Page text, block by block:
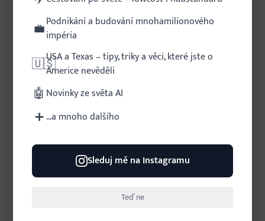
Fort Worth: Část devátá - Doba
rozkvětu hospodářských zvířat
... Tento plot (úvodní obrázek) z latí a dřevěná
Když se bohatství počítá podle příjmu na hlavu,
💼Podnikání a budování mnohamilionového
impéria
🇺🇸USA a Texas – tipy, triky a věci, které jste o
Americe nevěděli
🤖 Novinky ze světa AI
➕...a mnoho dalšího
Sleduj mě na Instagramu
Teď ne